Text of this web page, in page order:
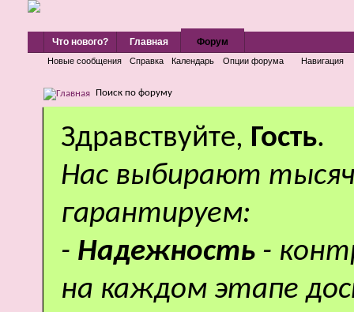
Что нового? Главная Форум
Новые сообщения Справка Календарь Опции форума Навигация
Поиск по форуму
Здравствуйте, Гость.
Нас выбирают
гарантируем:
- Надежность -
на каждом этапе